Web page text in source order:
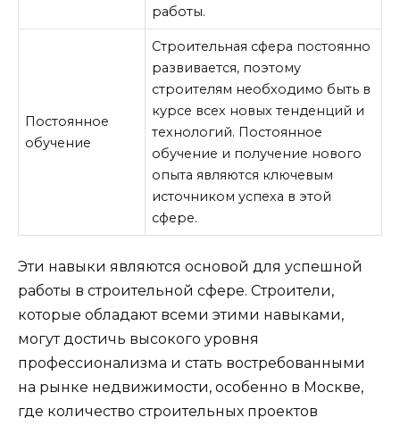
работы.
Постоянное
обучение
Строительная сфера постоянно
развивается, поэтому
строителям необходимо быть в
курсе всех новых тенденций и
технологий. Постоянное
обучение и получение нового
опыта являются ключевым
источником успеха в этой
сфере.
Эти навыки являются основой для успешной
работы в строительной сфере. Строители,
которые обладают всеми этими навыками,
могут достичь высокого уровня
профессионализма и стать востребованными
на рынке недвижимости, особенно в Москве,
где количество строительных проектов